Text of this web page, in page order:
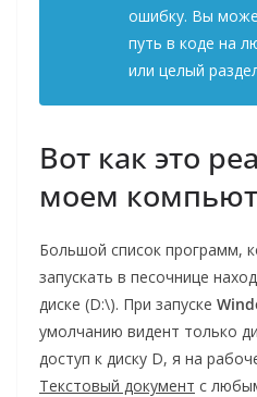
ошибку. Вы
путь в коде на
или целый
Вот как это
моем
Большой список программ,
запускать в песочнице
диске (D:\). При запуске
умолчанию видент только
доступ к диску D, я на
Текстовый документ с